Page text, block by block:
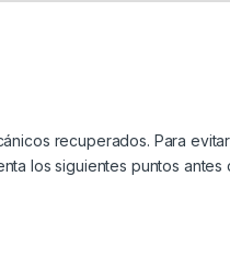
recuperados. Para
los siguientes puntos antes